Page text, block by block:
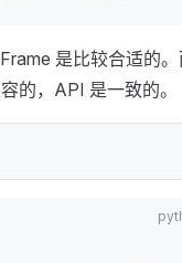
是比较合适的
的，API 是一致的。